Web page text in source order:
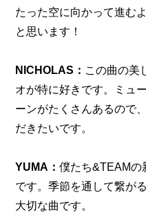
たった空に向かって進む
と思います！
NICHOLAS： この曲の美
オが特に好きです。ミュ
ーンがたくさんあるので
だきたいです。
YUMA：僕たち&TEAMの
です。季節を通して繋が
大切な曲です。